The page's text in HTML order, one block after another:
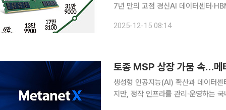
7년 만의 고점 경신AI 데이터센터·HBM
고정거래 가격 역시 7년 만의 고점을
2025-12-15 08:14
토종 MSP 상장 가뭄 속…메
생성형 인공지능(AI) 확산과 데이터
지만, 정작 인프라를 관리·운영하는